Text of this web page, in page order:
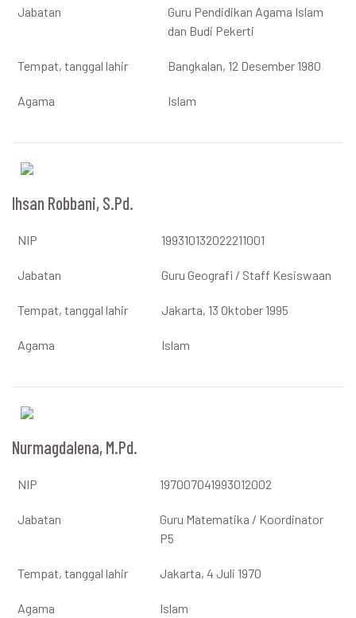
Jabatan
Guru Pendidikan Agama Islam
dan Budi Pekerti
Tempat, tanggal lahir Bangkalan, 12 Desember 1980
Agama Islam
Ihsan Robbani, S.Pd.
NIP 199310132022211001
Jabatan Guru Geografi / Staff Kesiswaan
Tempat, tanggal lahir Jakarta, 13 Oktober 1995
Agama Islam
Nurmagdalena, M.Pd.
NIP 197007041993012002
Jabatan
Guru Matematika / Koordinator
P5
Tempat, tanggal lahir Jakarta, 4 Juli 1970
Agama Islam